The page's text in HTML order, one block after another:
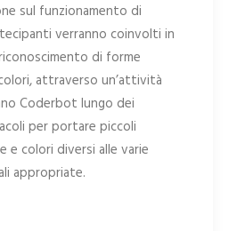
sul funzionamento di
verranno coinvolti in
di forme
attraverso un’attività
Coderbot lungo dei
per portare piccoli
e colori diversi alle varie
appropriate.